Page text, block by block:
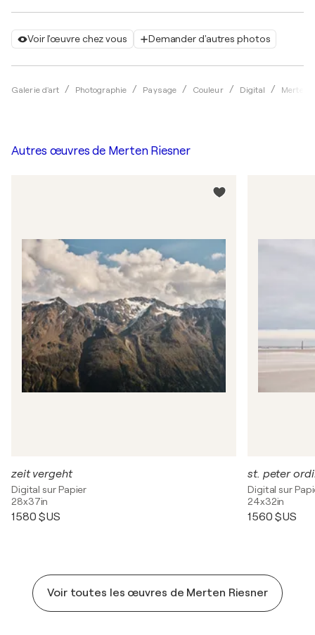
Voir l'œuvre chez vous Demander d'autres photos
Galerie d'art Photographie Paysage Couleur Digital Merten
Autres œuvres de Merten Riesner
zeit vergeht
Digital sur Papier
28x37in
1 580 $US
st. peter
Digital sur
24x32in
1 560 $US
Voir toutes les œuvres de Merten Riesner